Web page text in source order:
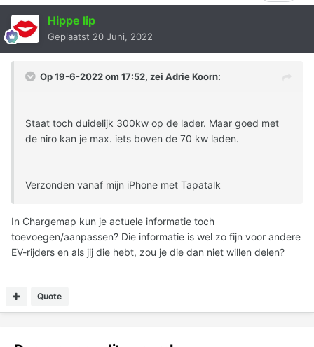
Hippe lip
Geplaatst 20 Juni, 2022
Op 19-6-2022 om 17:52, zei Adrie Koorn:
Staat toch duidelijk 300kw op de lader. Maar goed met
de niro kan je max. iets boven de 70 kw laden.
Verzonden vanaf mijn iPhone met Tapatalk
In Chargemap kun je actuele informatie toch
toevoegen/aanpassen? Die informatie is wel zo fijn voor andere
EV-rijders en als jij die hebt, zou je die dan niet willen delen?
Quote